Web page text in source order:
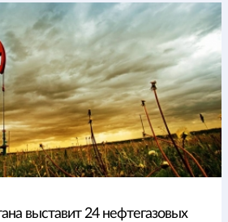
выставит 24 нефтегазовых